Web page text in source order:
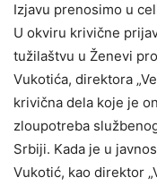
Izjavu prenosimo u
U okviru krivične
tužilaštvu u Ženevi
Vukotića, direktora
krivična dela koje je
zloupotreba
Srbiji. Kada je u
Vukotić, kao direktor